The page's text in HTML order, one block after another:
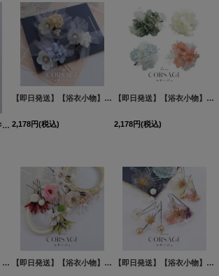
【卒業袴小物】オーガンジー×パールアーティフィシャルフラワーコサージュ【1カラー】
【即日発送】【浴衣小物】2連フラワーコサージュ【3カラー】[YMT]
2,178円(税込)
【即日発送】【浴衣小物】ドライフラワーと小花のコサージュ【4カラー】[OF04]
2,178円(税込)
【即日発送】【浴衣小物】クリアフラワーコサージュ【4カラー】[YMT] YA-1002-kj
【即日発送】【浴衣小物】小花フラワーピンコサージュ【4カラー】[YMT] 【即日発送】【浴衣小物】クリアフラワーパールコサージュ【4カラー】[YMT]